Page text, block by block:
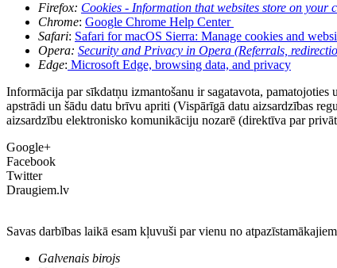
Firefox: Cookies - Information that websites store on your
Chrome: Google Chrome Help Center
Safari: Safari for macOS Sierra: Manage cookies and
Opera: Security and Privacy in Opera (Referrals,
Edge: Microsoft Edge, browsing data, and privacy
Informācija par sīkdatņu izmantošanu ir sagatavota,
apstrādi un šādu datu brīvu apriti (Vispārīgā datu aizsardzības
aizsardzību elektronisko komunikāciju nozarē (direktīva par
Google+
Facebook
Twitter
Draugiem.lv
Savas darbības laikā esam kļuvuši par vienu no
Galvenais birojs